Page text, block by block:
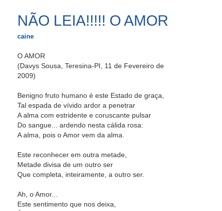
NÃO LEIA!!!!! O AMOR
caine
O AMOR
(Davys Sousa, Teresina-PI, 11 de Fevereiro de
2009)
Benigno fruto humano é este Estado de graça,
Tal espada de vívido ardor a penetrar
A alma com estridente e coruscante pulsar
Do sangue... ardendo nesta cálida rosa:
A alma, pois o Amor vem da alma.
Este reconhecer em outra metade,
Metade divisa de um outro ser
Que completa, inteiramente, a outro ser.
Ah, o Amor...
Este sentimento que nos deixa,